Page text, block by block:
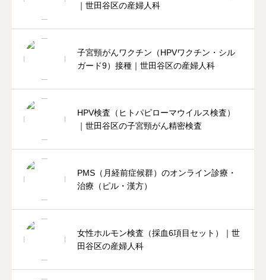
｜世田谷区の産婦人科
子宮頸がんワクチン（HPVワクチン・シル
ガード9）接種｜世田谷区の産婦人科
HPV検査（ヒトパピローマウイルス検査）
｜世田谷区の子宮頸がん精密検査
PMS（月経前症候群）のオンライン診療・
治療（ピル・漢方）
女性ホルモン検査（採血6項目セット）｜世
田谷区の産婦人科